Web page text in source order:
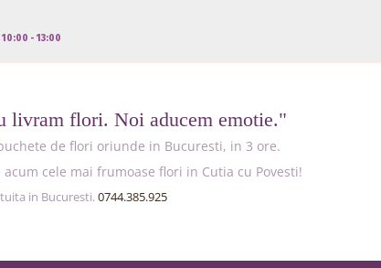
- 13:00
livram flori. Noi aducem emotie."
de flori oriunde in Bucuresti, in 3 ore.
acum cele mai frumoase flori in Cutia cu Povesti!
in Bucuresti. 0744.385.925